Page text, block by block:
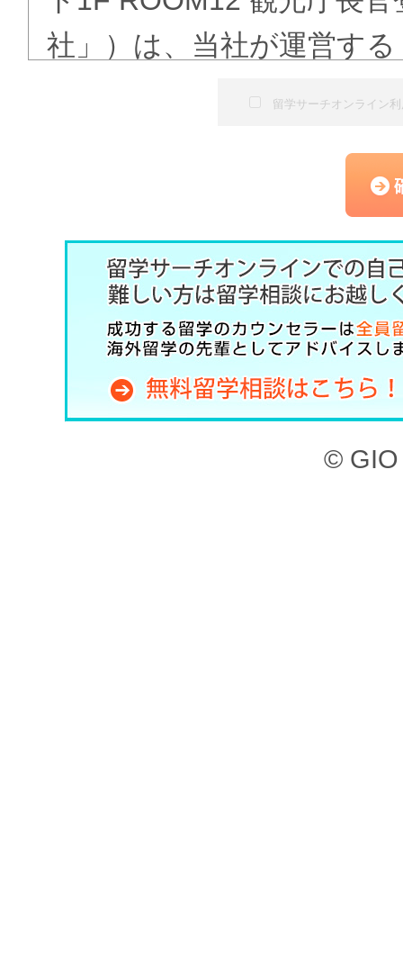
社」）は、当社が運営す
ある「語学学校検索」（
（以下、「本サービス」
記のとおり、留学サーチ
約」といいます。）を定
した上で、本サービスを
第1章 （目的）
本サイト、ならびに本サ
ービスを利用することが
留学サーチオンライン
© GIO